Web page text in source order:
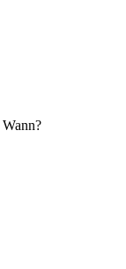
Wann?